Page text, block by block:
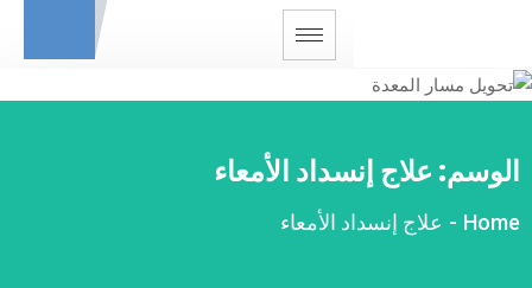
الوسم: علاج إنسداد الأمعاء
Home
- علاج إنسداد الأمعاء